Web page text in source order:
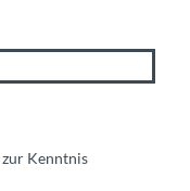
zur Kenntnis